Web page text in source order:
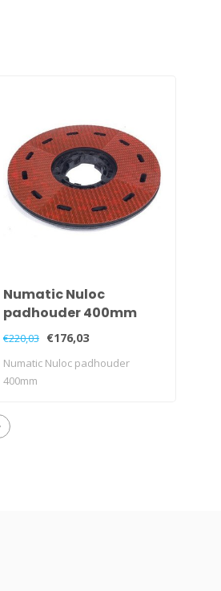
Numatic Nuloc
padhouder 400mm
€220,03 €176,03
Numatic Nuloc padhouder
400mm